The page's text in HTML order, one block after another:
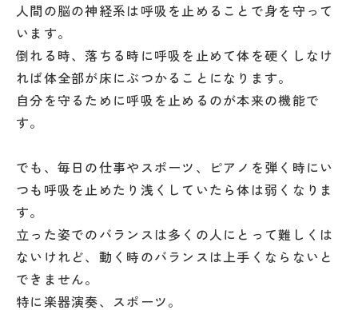
人間の脳の神経系は呼吸を止めることで身を守って
います。
倒れる時、落ちる時に呼吸を止めて体を硬くしなけ
れば体全部が床にぶつかることになります。
自分を守るために呼吸を止めるのが本来の機能で
す。
でも、毎日の仕事やスポーツ、ピアノを弾く時にい
つも呼吸を止めたり浅くしていたら体は弱くなりま
す。
立った姿でのバランスは多くの人にとって難しくは
ないけれど、動く時のバランスは上手くならないと
できません。
特に楽器演奏、スポーツ。